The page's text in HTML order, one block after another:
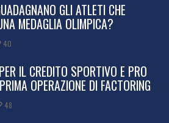
GLI ATLETI CHE
MEDAGLIA OLIMPICA?
40
IL CREDITO SPORTIVO E PRO
OPERAZIONE DI FACTORING
48